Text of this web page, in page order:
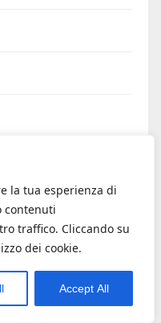
la tua esperienza di
contenuti
traffico. Cliccando su
dei cookie.
Accept All